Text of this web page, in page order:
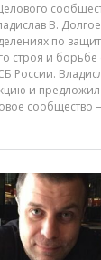
В.
по
строя и борьбе
России.
и предложил
сообщество